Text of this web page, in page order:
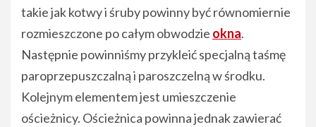
takie jak kotwy i śruby powinny być równomiernie
rozmieszczone po całym obwodzie okna.
Następnie powinniśmy przykleić specjalną taśmę
paroprzepuszczalną i paroszczelną w środku.
Kolejnym elementem jest umieszczenie
ościeżnicy. Ościeżnica powinna jednak zawierać